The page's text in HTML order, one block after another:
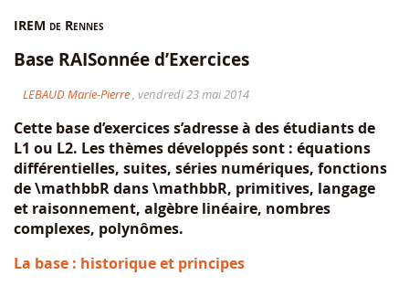
IREM de Rennes
Base RAISonnée d’Exercices
LEBAUD Marie-Pierre, vendredi 23 mai 2014
Cette base d’exercices s’adresse à des étudiants de
L1 ou L2. Les thèmes développés sont : équations
différentielles, suites, séries numériques, fonctions
de \mathbbR dans \mathbbR, primitives, langage
et raisonnement, algèbre linéaire, nombres
complexes, polynômes.
La base : historique et principes